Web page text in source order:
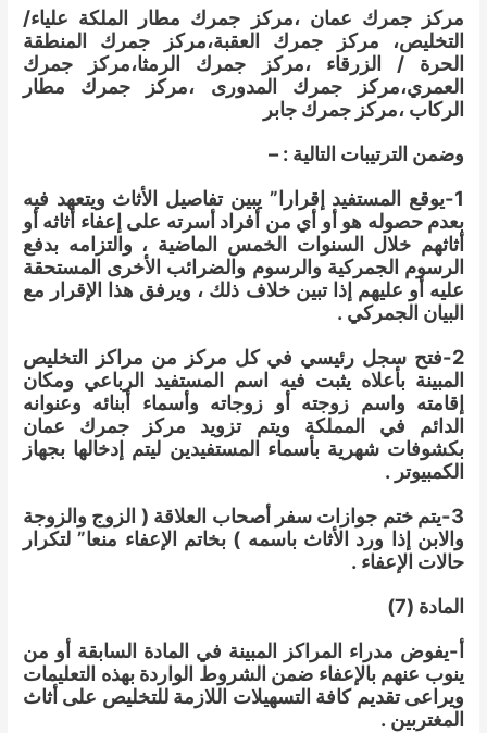
مركز جمرك عمان ،مركز جمرك مطار الملكة علياء/
التخليص، مركز جمرك العقبة،مركز جمرك المنطقة
الحرة / الزرقاء ،مركز جمرك الرمثا،مركز جمرك
العمري،مركز جمرك المدورى ،مركز جمرك مطار
الركاب ،مركز جمرك جابر
وضمن الترتيبات التالية : –
1-يوقع المستفيد إقرارا” يبين تفاصيل الأثاث ويتعهد فيه
بعدم حصوله هو أو أي من أفراد أسرته على إعفاء أثاثه أو
أثاثهم خلال السنوات الخمس الماضية ، والتزامه بدفع
الرسوم الجمركية والرسوم والضرائب الأخرى المستحقة
عليه أو عليهم إذا تبين خلاف ذلك ، ويرفق هذا الإقرار مع
البيان الجمركي .
2-فتح سجل رئيسي في كل مركز من مراكز التخليص
المبينة بأعلاه يثبت فيه اسم المستفيد الرباعي ومكان
إقامته واسم زوجته أو زوجاته وأسماء أبنائه وعنوانه
الدائم في المملكة ويتم تزويد مركز جمرك عمان
بكشوفات شهرية بأسماء المستفيدين ليتم إدخالها بجهاز
الكمبيوتر .
3-يتم ختم جوازات سفر أصحاب العلاقة ( الزوج والزوجة
والابن إذا ورد الأثاث باسمه ) بخاتم الإعفاء منعا” لتكرار
حالات الإعفاء .
المادة (7)
أ-يفوض مدراء المراكز المبينة في المادة السابقة أو من
ينوب عنهم بالإعفاء ضمن الشروط الواردة بهذه التعليمات
ويراعى تقديم كافة التسهيلات اللازمة للتخليص على أثاث
المغتربين .